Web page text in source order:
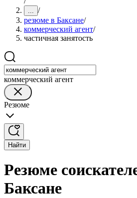
... /
резюме в Баксане/
коммерческий агент/
частичная занятость
коммерческий агент
Резюме
Найти
Резюме
Баксане